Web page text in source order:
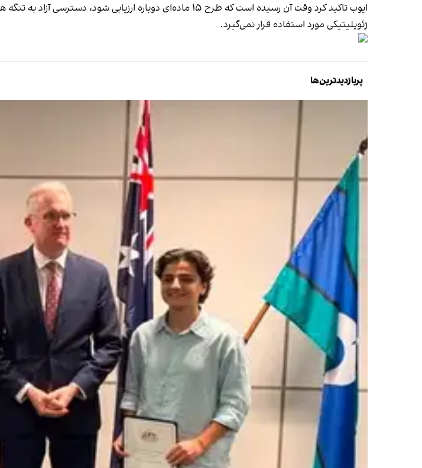
ایوب تاکید کرد وقت آن رسیده است که طرح ۱۵ ماده‌ای دوباره
ژئوپلیتیکی مورد استفاده قرار نمی‌گیرد.
پربازدیدترین‌ها